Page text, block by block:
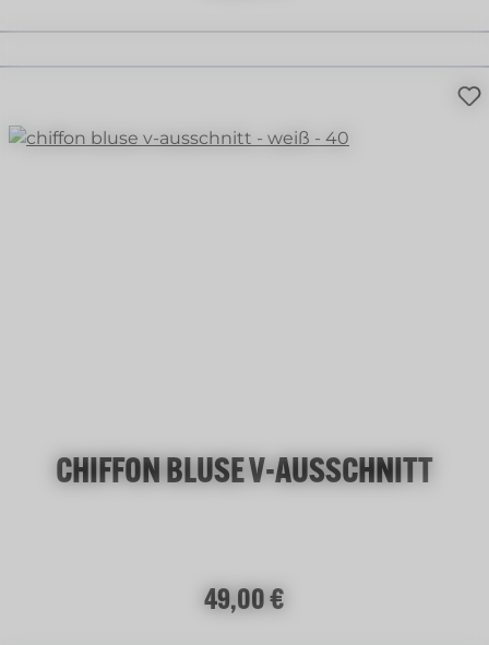
CHIFFON BLUSE V-AUSSCHNITT
Regulärer Preis:
49,00 €